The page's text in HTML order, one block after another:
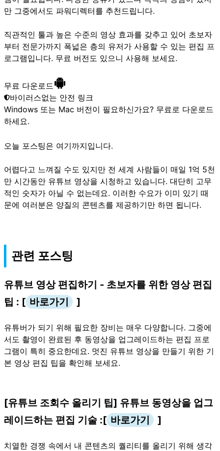
만 그중에서도 파워디렉터를 추천드립니다.
직관적인 툴과 높은 수준의 영상 효과를 갖추고 있어 초보자
부터 전문가까지 폭넓은 층의 유저가 사용할 수 있는 편집 프
로그램입니다. 무료 버전도 있으니 사용해 보세요.
무료 다운로드
바이러스없는 안전 링크
Windows 또는 Mac 버전이 필요하신가요? 무료로 다운로드
하세요.
오늘 포스팅은 여기까지입니다.
어렵다고 느껴질 수도 있지만 전 세계 사람들이 매일 1억 5천
만 시간동안 유튜브 영상을 시청하고 있습니다. 대단히 고무
적인 숫자가 아닐 수 없는데요. 이러한 수요가 이미 있기 때
문에 여러분은 양질의 콘텐츠를 제공하기만 하면 됩니다.
관련 포스팅
유튜브 영상 편집하기 - 초보자를 위한 영상 편집
팁 : [ 바로가기 ]
유튜버가 되기 위해 필요한 장비는 매우 다양합니다. 그중에
서도 촬영이 완료된 후 동영상을 업그레이드하는 편집 프로
그램이 특히 중요한데요. 멋진 유튜브 영상을 만들기 위한 기
본 영상 편집 팁을 확인해 보세요.
[유튜브 조회수 올리기 팁] 유튜브 동영상을 업그
레이드하는 편집 기술 :[ 바로가기 ]
치열한 경쟁 속에서 내 콘텐츠의 퀄리티를 올리기 위해 생각